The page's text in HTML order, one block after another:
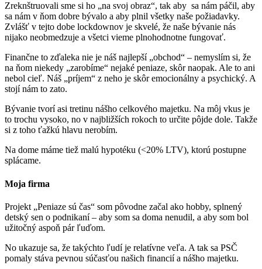
Zreknštruovali sme si ho „na svoj obraz“, tak aby sa nám páčil, aby
sa nám v ňom dobre bývalo a aby plnil všetky naše požiadavky.
Zvlášť v tejto dobe lockdownov je skvelé, že naše bývanie nás
nijako neobmedzuje a všetci vieme plnohodnotne fungovať.
Finančne to zďaleka nie je náš najlepší „obchod“ – nemyslím si, že
na ňom niekedy „zarobíme“ nejaké peniaze, skôr naopak. Ale to ani
nebol cieľ. Náš „príjem“ z neho je skôr emocionálny a psychický. A
stojí nám to zato.
Bývanie tvorí asi tretinu nášho celkového majetku. Na môj vkus je
to trochu vysoko, no v najbližších rokoch to určite pôjde dole. Takže
si z toho ťažkú hlavu nerobím.
Na dome máme tiež malú hypotéku (<20% LTV), ktorú postupne
splácame.
Moja firma
Projekt „Peniaze sú čas“ som pôvodne začal ako hobby, splnený
detský sen o podnikaní – aby som sa doma nenudil, a aby som bol
užitočný aspoň pár ľuďom.
No ukazuje sa, že takýchto ľudí je relatívne veľa. A tak sa PSČ
pomaly stáva pevnou súčasťou našich financií a nášho majetku.